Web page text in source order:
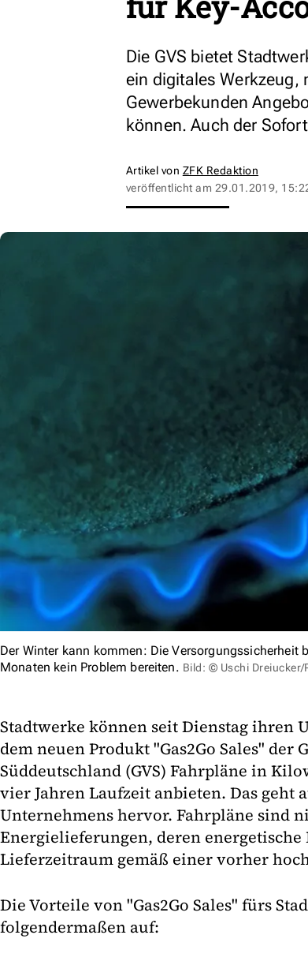
Die GVS bietet
ein digitales Werkzeug,
Gewerbekunden
können. Auch der
Artikel von ZFK Redaktion
veröffentlicht am 29.01.2019,
Der Winter kann kommen: Die
Monaten kein Problem bereiten. Bild: © Uschi Dreiucker/
Stadtwerke können seit Dienstag ihren
dem neuen Produkt "Gas2Go Sales" der
Süddeutschland (GVS) Fahrpläne in
vier Jahren Laufzeit anbieten. Das geht
Unternehmens hervor. Fahrpläne sind
Energielieferungen, deren energetische
Lieferzeitraum gemäß einer vorher
Die Vorteile von "Gas2Go Sales" fürs
folgendermaßen auf: